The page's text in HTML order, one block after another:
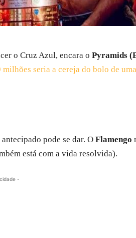
o Cruz Azul, encara o Pyramids
milhões seria a cereja do bolo de
pode se dar. O Flamengo
está com a vida resolvida).
-